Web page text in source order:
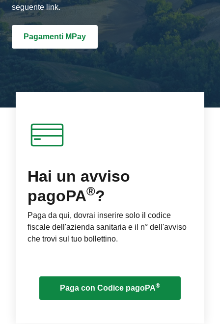
seguente link.
Pagamenti MPay
Hai un avviso
pagoPA®?
Paga da qui, dovrai inserire solo il codice
fiscale dell'azienda sanitaria e il n° dell'avviso
che trovi sul tuo bollettino.
Paga con Codice pagoPA®